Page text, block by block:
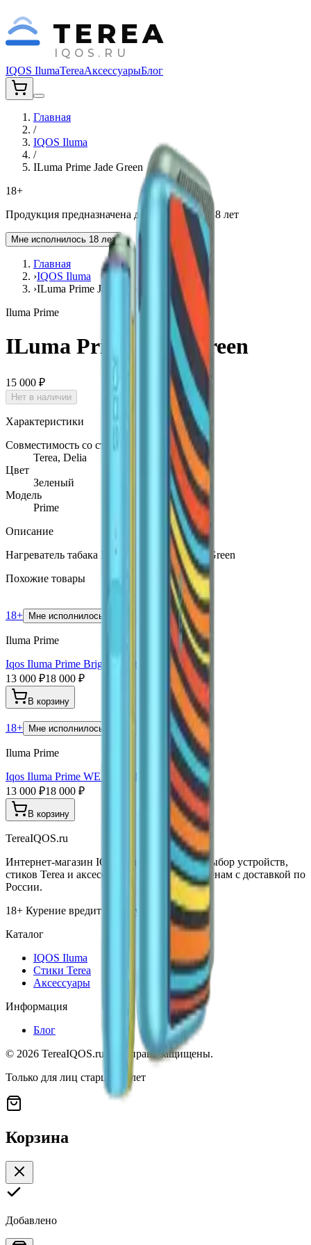
TEREA
IQOS.RU
IQOS IlumaTereaАксессуарыБлог
Главная
/
IQOS Iluma
/
ILuma Prime Jade Green
18+
Продукция предназначена для лиц старше 18 лет
Мне исполнилось 18 лет
Главная
›IQOS Iluma
›ILuma Prime Jade Green
Iluma Prime
ILuma Prime Jade Green
15 000 ₽
Нет в наличии
Характеристики
Совместимость со стиками
Terea, Delia
Цвет
Зеленый
Модель
Prime
Описание
Нагреватель табака IQOS Iluma Prime Jade Green
Похожие товары
18+ Мне исполнилось 18 лет
Iluma Prime
Iqos Iluma Prime Bright Limited Edition
13 000 ₽18 000 ₽
В корзину
18+ Мне исполнилось 18 лет
Iluma Prime
Iqos Iluma Prime WE Limited Edition
13 000 ₽18 000 ₽
В корзину
TereaIQOS.ru
Интернет-магазин IQOS Iluma. Широкий выбор устройств,
стиков Terea и аксессуаров по выгодным ценам с доставкой по
России.
18+ Курение вредит вашему здоровью
Каталог
IQOS Iluma
Стики Terea
Аксессуары
Информация
Блог
© 2026 TereaIQOS.ru. Все права защищены.
Только для лиц старше 18 лет
Корзина
Добавлено